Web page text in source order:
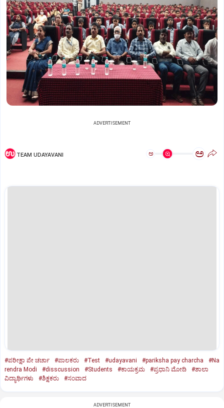
ADVERTISEMENT
TEAM UDAYAVANI ಅ ಅ
#ಪರೀಕ್ಷಾ ಪೇ ಚರ್ಚಾ #ಪಾಲಕರು #Test #udayavani #pariksha pay charcha
#Na
rendra Modi
#disscussion #Students #ಕಾಯಕ್ರಮ #ಪ್ರಧಾನಿ ಮೋದಿ
#ಶಾಲಾ
ವಿದ್ಯಾರ್ಥಿಗಳು
#ಶಿಕ್ಷಕರು #ಸಂವಾದ
ADVERTISEMENT